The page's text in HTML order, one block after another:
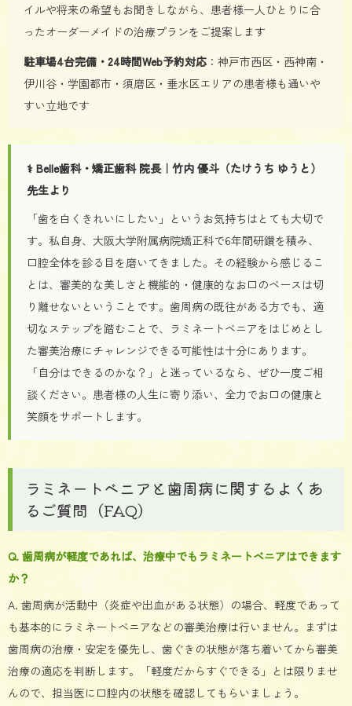
イルや将来の希望もお聞きしながら、患者様一人ひとりに合
ったオーダーメイドの治療プランをご提案します
駐車場4台完備・24時間Web予約対応 ：神戸市西区・西神南・
伊川谷・学園都市・須磨区・垂水区エリアの患者様も通いや
すい立地です
⚕ Belle歯科・矯正歯科 院長｜竹内 優斗（たけうち ゆうと）
先生より
「歯を白くきれいにしたい」というお気持ちはとても大切で
す。私自身、大阪大学附属病院矯正科で6年間研鑽を積み、
口腔全体を診る目を磨いてきました。その経験から感じるこ
とは、審美的な美しさと機能的・健康的なお口のベースは切
り離せないということです。歯周病の既往がある方でも、適
切なステップを踏むことで、ラミネートベニアをはじめとし
た審美治療にチャレンジできる可能性は十分にあります。
「自分はできるのかな？」と迷っているなら、ぜひ一度ご相
談ください。患者様の人生に寄り添い、全力でお口の健康と
笑顔をサポートします。
ラミネートベニアと歯周病に関するよくあ
るご質問（FAQ）
Q. 歯周病が軽度であれば、治療中でもラミネートベニアはできます
か？
A. 歯周病が活動中（炎症や出血がある状態）の場合、軽度であって
も基本的にラミネートベニアなどの審美治療は行いません。まずは
歯周病の治療・安定を優先し、歯ぐきの状態が落ち着いてから審美
治療の適応を判断します。「軽度だからすぐできる」とは限りませ
んので、担当医に口腔内の状態を確認してもらいましょう。